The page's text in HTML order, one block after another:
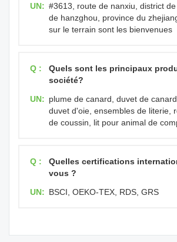
UN: #3613, route de nanxiu, district
de hanzghou, province du
sur le terrain sont les bienvenues
Q :
Quels sont les principaux
société?
UN: plume de canard, duvet de
duvet d'oie, ensembles de literie,
de coussin, lit pour animal de
Q :
Quelles certifications
vous ?
UN: BSCI, OEKO-TEX, RDS, GRS